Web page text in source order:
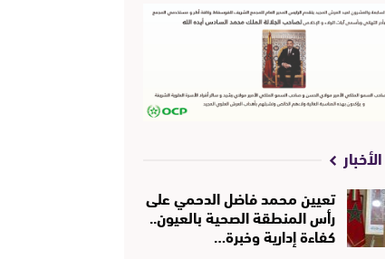
تعيين محمد فاضل الدحمي على
رأس المنطقة الصحية بالعيون..
كفاءة إدارية وخبرة…